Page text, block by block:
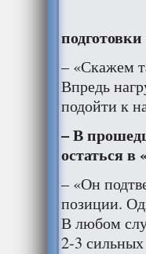
– «Скажем
Впредь
подойти к
– В
остаться в
– «Он
позиции.
В любом
2-3 сильных